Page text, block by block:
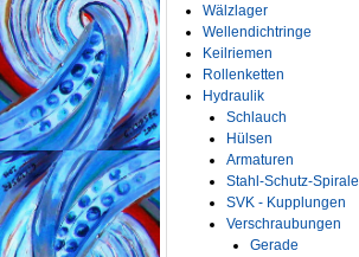
Wälzlager
Wellendichtringe
Keilriemen
Rollenketten
Hydraulik
Schlauch
Hülsen
Armaturen
Stahl-Schutz-Spirale
SVK - Kupplungen
Verschraubungen
Gerade